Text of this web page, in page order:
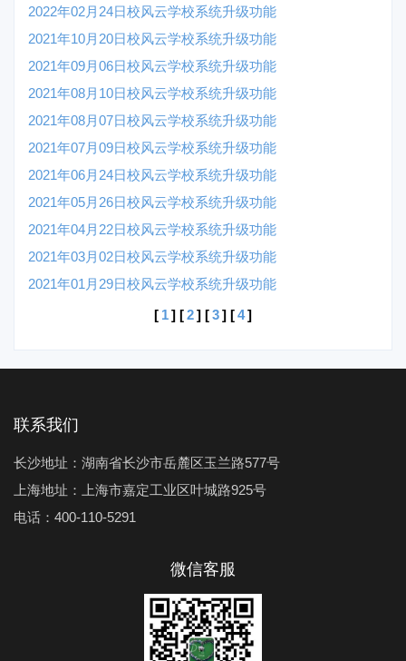
2022年02月24日校风云学校系统升级功能
2021年10月20日校风云学校系统升级功能
2021年09月06日校风云学校系统升级功能
2021年08月10日校风云学校系统升级功能
2021年08月07日校风云学校系统升级功能
2021年07月09日校风云学校系统升级功能
2021年06月24日校风云学校系统升级功能
2021年05月26日校风云学校系统升级功能
2021年04月22日校风云学校系统升级功能
2021年03月02日校风云学校系统升级功能
2021年01月29日校风云学校系统升级功能
[ 1] [2] [3] [4]
联系我们
长沙地址：湖南省长沙市岳麓区玉兰路577号
上海地址：上海市嘉定工业区叶城路925号
电话：400-110-5291
微信客服